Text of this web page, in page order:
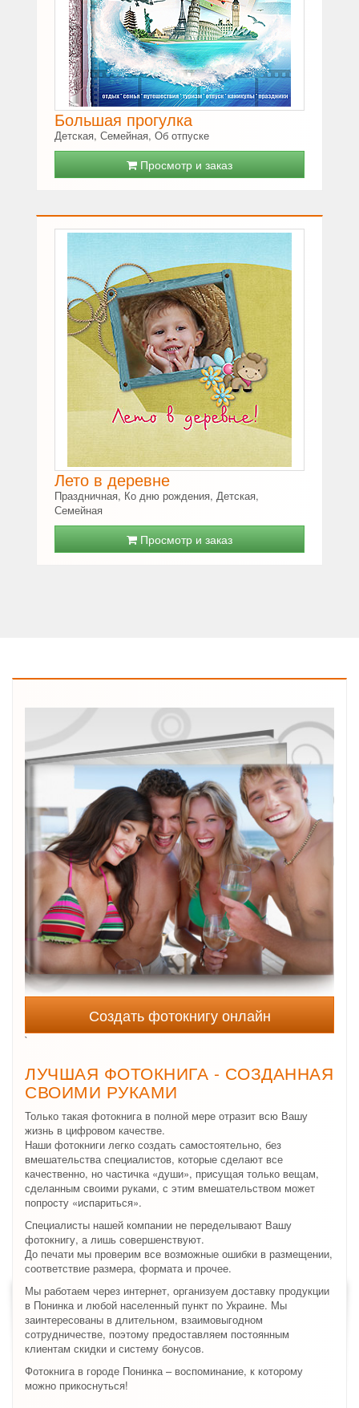
Большая прогулка
Детская, Семейная, Об отпуске
Просмотр и заказ
Лето в деревне
Праздничная, Ко дню рождения, Детская,
Семейная
Просмотр и заказ
Создать фотокнигу онлайн
`
ЛУЧШАЯ ФОТОКНИГА - СОЗДАННАЯ
СВОИМИ РУКАМИ
Только такая фотокнига в полной мере отразит всю Вашу
жизнь в цифровом качестве.
Наши фотокниги легко создать самостоятельно, без
вмешательства специалистов, которые сделают все
качественно, но частичка «души», присущая только вещам,
сделанным своими руками, с этим вмешательством может
попросту «испариться».
Специалисты нашей компании не переделывают Вашу
фотокнигу, а лишь совершенствуют.
До печати мы проверим все возможные ошибки в размещении,
соответствие размера, формата и прочее.
Мы работаем через интернет, организуем доставку продукции
в Понинка и любой населенный пункт по Украине. Мы
заинтересованы в длительном, взаимовыгодном
сотрудничестве, поэтому предоставляем постоянным
клиентам скидки и систему бонусов.
Фотокнига в городе Понинка – воспоминание, к которому
можно прикоснуться!